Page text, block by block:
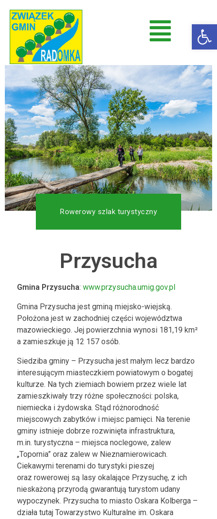
Radomka
Rowerowy szlak turystyczny
Przysucha
Gmina Przysucha: www.przysucha.umig.gov.pl
Gmina Przysucha jest gminą miejsko-wiejską.
Położona jest w zachodniej części województwa
mazowieckiego. Jej powierzchnia wynosi 181,19 km²
a zamieszkuje ją 12 157 osób.
Siedziba gminy – Przysucha jest małym lecz bardzo
interesującym miasteczkiem powiatowym o bogatej
kulturze. Na tych ziemiach bowiem przez wiele lat
zamieszkiwały trzy różne społeczności: polska,
niemiecka i żydowska. Stąd różnorodność
miejscowych zabytków i miejsc pamięci. Na terenie
gminy istnieje dobrze rozwinięta infrastruktura,
m.in. turystyczna – miejsca noclegowe, zalew
„Topornia” oraz zalew w Nieznamierowicach.
Ciekawymi terenami do turystyki pieszej
oraz rowerowej są lasy okalające Przysuchę, z ich
nieskażoną przyrodą gwarantują turystom udany
wypoczynek. Przysucha to miasto Oskara Kolberga –
działa tutaj Towarzystwo Kulturalne im. Oskara